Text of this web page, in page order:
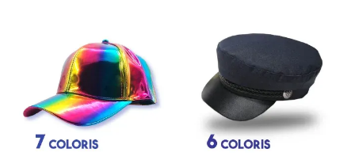
Les
options
peuvent
être
choisies
sur